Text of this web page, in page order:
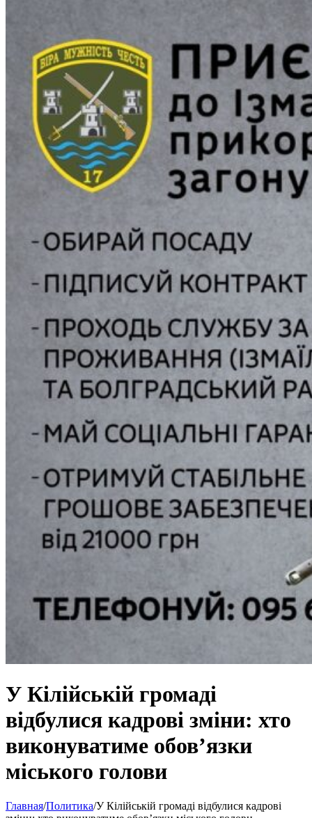
У Кілійській громаді
відбулися кадрові зміни: хто
виконуватиме обов’язки
міського голови
Главная/Политика/У Кілійській громаді відбулися кадрові